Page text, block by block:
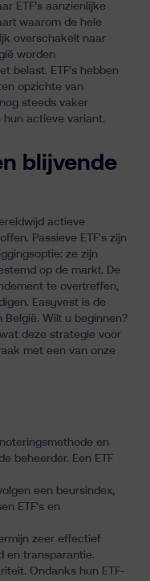
ETF’s aanzienlijke
waarom de hele
overschakelt naar
worden
belast. ETF’s hebben
opzichte van
steeds vaker
hun actieve variant.
blijvende
actieve
Passieve ETF's zijn
ze zijn
op de markt. De
te overtreffen,
Easyvest is de
België. Wilt u beginnen?
deze strategie voor
met een van onze
en
beheerder. Een ETF
een beursindex,
ETF's en
zeer effectief
en transparantie.
Ondanks hun ETF-